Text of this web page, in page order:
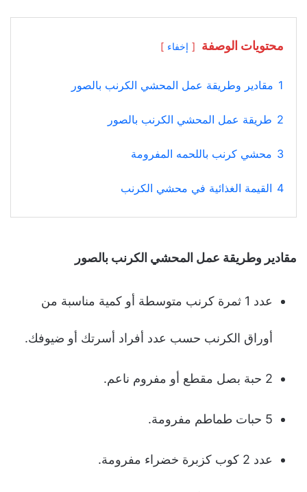
محتويات الوصفة إخفاء
1 مقادير وطريقة عمل المحشي الكرنب بالصور
2 طريقة عمل المحشي الكرنب بالصور
3 محشي كرنب باللحمه المفرومة
4 القيمة الغذائية في محشي الكرنب
مقادير وطريقة عمل المحشي الكرنب بالصور
عدد 1 ثمرة كرنب متوسطة أو كمية مناسبة من
أوراق الكرنب حسب عدد أفراد أسرتك أو ضيوفك.
2 حبة بصل مقطع أو مفروم ناعم.
5 حبات طماطم مفرومة.
عدد 2 كوب كزبرة خضراء مفرومة.